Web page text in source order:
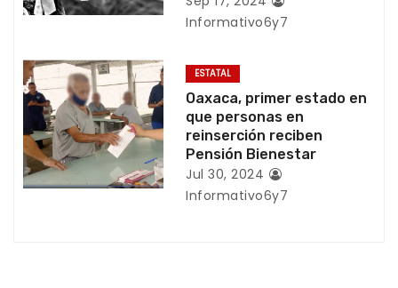
r
a
d
a
Informativo6y7
ESTATAL
Oaxaca, primer estado en
que personas en
reinserción reciben
Pensión Bienestar
Jul 30, 2024
Informativo6y7